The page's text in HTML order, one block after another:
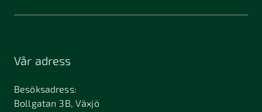
Vår adress
Besöksadress:
Bollgatan 3B, Växjö